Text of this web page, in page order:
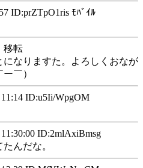
ID:prZTpO1ris ﾓﾊﾞｲﾙ
移転
なりますた。よろしくおなが
￣）
11:14 ID:u5Ii/WpgOM
11:30:00 ID:2mlAxiBmsg
んだな。